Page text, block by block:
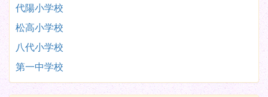
代陽小学校
松高小学校
八代小学校
第一中学校